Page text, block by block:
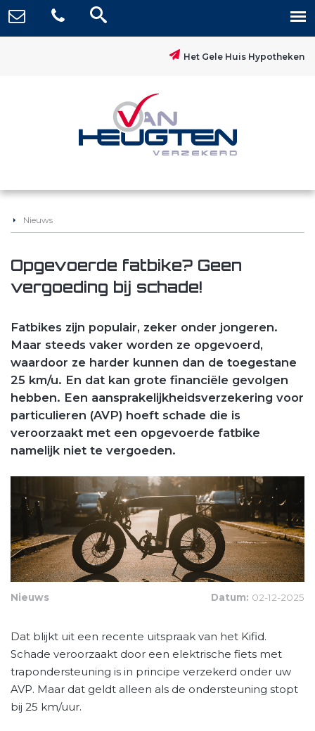
Het Gele Huis Hypotheken
Nieuws
Opgevoerde fatbike? Geen
vergoeding bij schade!
Fatbikes zijn populair, zeker onder jongeren.
Maar steeds vaker worden ze opgevoerd,
waardoor ze harder kunnen dan de toegestane
25 km/u. En dat kan grote financiële gevolgen
hebben. Een aansprakelijkheidsverzekering voor
particulieren (AVP) hoeft schade die is
veroorzaakt met een opgevoerde fatbike
namelijk niet te vergoeden.
Nieuws Datum: 02-12-2025
Dat blijkt uit een recente uitspraak van het Kifid.
Schade veroorzaakt door een elektrische fiets met
trapondersteuning is in principe verzekerd onder uw
AVP. Maar dat geldt alleen als de ondersteuning stopt
bij 25 km/uur.